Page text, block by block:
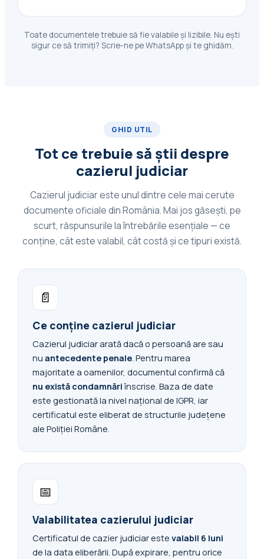
Toate documentele trebuie să fie valabile și lizibile. Nu ești
sigur ce să trimiți? Scrie-ne pe WhatsApp și te ghidăm.
GHID UTIL
Tot ce trebuie să știi despre
cazierul judiciar
Cazierul judiciar este unul dintre cele mai cerute
documente oficiale din România. Mai jos găsești, pe
scurt, răspunsurile la întrebările esențiale — ce
conține, cât este valabil, cât costă și ce tipuri există.
📄
Ce conține cazierul judiciar
Cazierul judiciar arată dacă o persoană are sau
nu antecedente penale. Pentru marea
majoritate a oamenilor, documentul confirmă că
nu există condamnăriînscrise. Baza de date
este gestionată la nivel național de IGPR, iar
certificatul este eliberat de structurile județene
ale Poliției Române.
📅
Valabilitatea cazierului judiciar
Certificatul de cazier judiciar este valabil 6 luni
de la data eliberării. După expirare, pentru orice